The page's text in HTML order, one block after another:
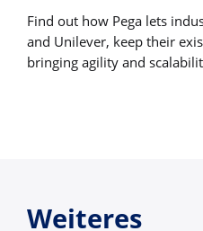
Find out how Pega lets
and Unilever, keep their
bringing agility and
Weiteres